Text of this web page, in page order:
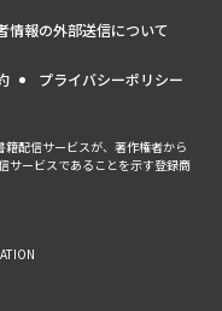
情報の外部送信について
プライバシーポリシー
配信サービスが、著作権者から
サービスであることを示す登録商